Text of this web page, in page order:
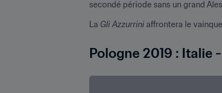
secondé période sans un grand
La Gli Azzurrini affrontera le
Pologne 2019 : Italie